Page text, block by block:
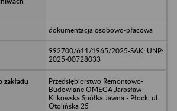
dokumentacja osobowo-płacowa
992700/611/1965/2025-SAK; UNP:
2025-00728033
Przedsiębiorstwo Remontowo-
Budowlane OMEGA Jarosław
Klikowska Spółka Jawna - Płock, ul.
Otolińska 25